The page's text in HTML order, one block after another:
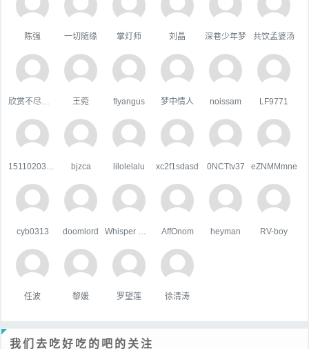
陈强 一切随缘 掌灯师 刘晶 深巷少年梦 共饮孟婆汤
王菀 flyangus 梦中情人 noissam LF9771
bjzca lilolelalu xc2f1sdasd 0NCTtv37 eZNMMmne
cyb0313 doomlord AffOnom heyman RV-boy
任波 黎媛 罗望莲 徐清涛
我们去吃好吃的吧的关注